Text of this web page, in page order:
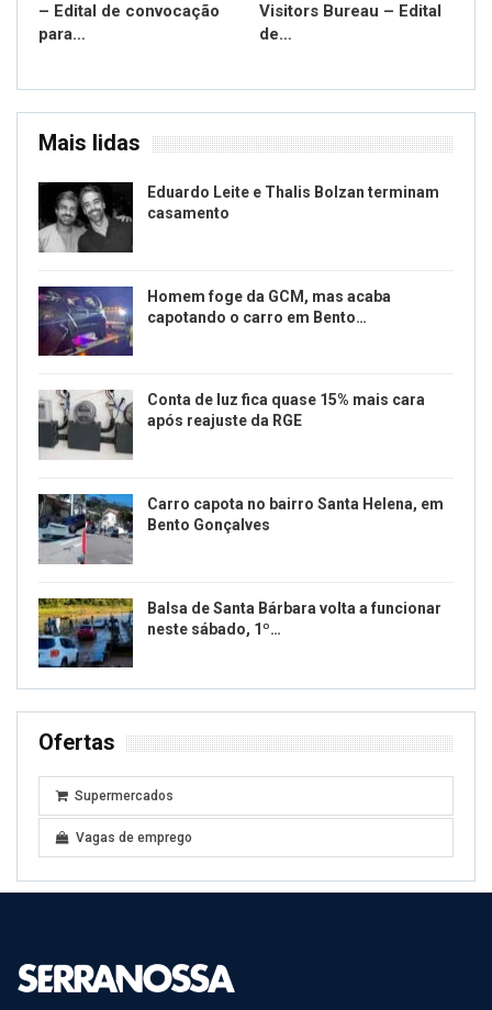
– Edital de convocação
para…
Visitors Bureau – Edital
de…
Mais lidas
Eduardo Leite e Thalis Bolzan terminam
casamento
Homem foge da GCM, mas acaba
capotando o carro em Bento…
Conta de luz fica quase 15% mais cara
após reajuste da RGE
Carro capota no bairro Santa Helena, em
Bento Gonçalves
Balsa de Santa Bárbara volta a funcionar
neste sábado, 1º…
Ofertas
Supermercados
Vagas de emprego